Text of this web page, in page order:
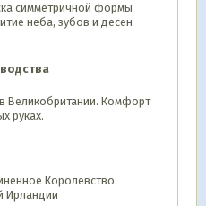
симметричной формы
неба, зубов и десен
Великобритании. Комфорт
руках.
Королевство
Ирландии